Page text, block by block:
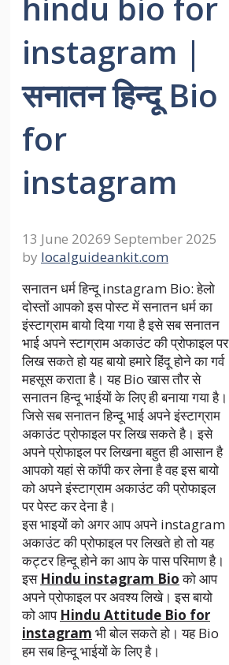
instagram |
सनातन हिन्दू Bio
for
instagram
13 June 20269 September 2025
by localguideankit.com
सनातन धर्म हिन्दू instagram Bio: हेलो
दोस्तों आपको इस पोस्ट में सनातन धर्म का
इंस्टाग्राम बायो दिया गया है इसे सब सनातन
भाई अपने स्टाग्राम अकाउंट की प्रोफाइल पर
लिख सकते हो यह बायो हमारे हिंदू होने का गर्व
महसूस कराता है। यह Bio खास तौर से
सनातन हिन्दू भाईयों के लिए ही बनाया गया है।
जिसे सब सनातन हिन्दू भाई अपने इंस्टाग्राम
अकाउंट प्रोफाइल पर लिख सकते है। इसे
अपने प्रोफाइल पर लिखना बहुत ही आसान है
आपको यहां से कॉपी कर लेना है वह इस बायो
को अपने इंस्टाग्राम अकाउंट की प्रोफाइल
पर पेस्ट कर देना है।
इस भाइयों को अगर आप अपने instagram
अकाउंट की प्रोफाइल पर लिखते हो तो यह
कट्टर हिन्दू होने का आप के पास परिमाण है।
इस Hindu instagram Bioको आप
अपने प्रोफाइल पर अवश्य लिखे। इस बायो
को आप Hindu Attitude Bio for
instagram भी बोल सकते हो। यह Bio
हम सब हिन्दू भाईयों के लिए है।